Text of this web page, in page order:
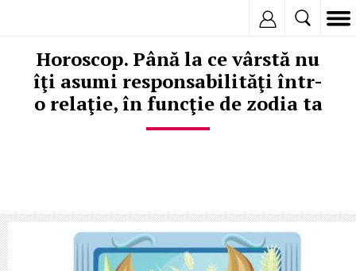
Horoscop. Până la ce vârstă nu
îţi asumi responsabilităţi într-
o relaţie, în funcţie de zodia ta